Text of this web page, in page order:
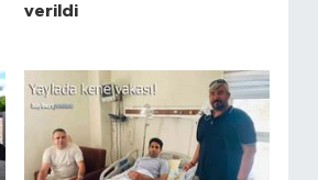
verildi